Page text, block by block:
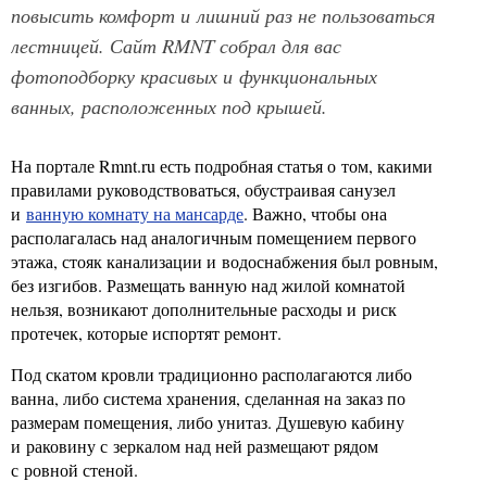
повысить комфорт и лишний раз не пользоваться
лестницей. Сайт RMNT собрал для вас
фотоподборку красивых и функциональных
ванных, расположенных под крышей.
На портале Rmnt.ru есть подробная статья о том, какими
правилами руководствоваться, обустраивая санузел
и ванную комнату на мансарде. Важно, чтобы она
располагалась над аналогичным помещением первого
этажа, стояк канализации и водоснабжения был ровным,
без изгибов. Размещать ванную над жилой комнатой
нельзя, возникают дополнительные расходы и риск
протечек, которые испортят ремонт.
Под скатом кровли традиционно располагаются либо
ванна, либо система хранения, сделанная на заказ по
размерам помещения, либо унитаз. Душевую кабину
и раковину с зеркалом над ней размещают рядом
с ровной стеной.